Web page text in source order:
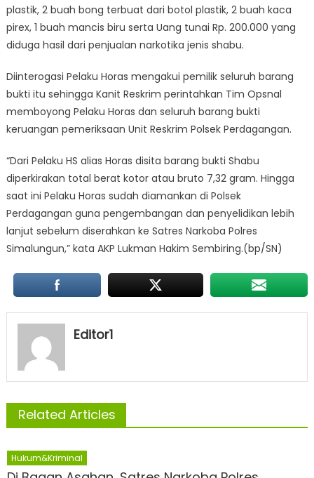
plastik, 2 buah bong terbuat dari botol plastik, 2 buah kaca
pirex, 1 buah mancis biru serta Uang tunai Rp. 200.000 yang
diduga hasil dari penjualan narkotika jenis shabu.
Diinterogasi Pelaku Horas mengakui pemilik seluruh barang
bukti itu sehingga Kanit Reskrim perintahkan Tim Opsnal
memboyong Pelaku Horas dan seluruh barang bukti
keruangan pemeriksaan Unit Reskrim Polsek Perdagangan.
“Dari Pelaku HS alias Horas disita barang bukti Shabu
diperkirakan total berat kotor atau bruto 7,32 gram. Hingga
saat ini Pelaku Horas sudah diamankan di Polsek
Perdagangan guna pengembangan dan penyelidikan lebih
lanjut sebelum diserahkan ke Satres Narkoba Polres
Simalungun,” kata AKP Lukman Hakim Sembiring.(bp/SN)
Editor1
Related Articles
Hukum&Kriminal